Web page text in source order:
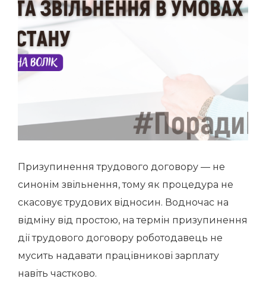
Призупинення трудового договору — не
синонім звільнення, тому як процедура не
скасовує трудових відносин. Водночас на
відміну від простою, на термін призупинення
дії трудового договору роботодавець не
мусить надавати працівникові зарплату
навіть частково.